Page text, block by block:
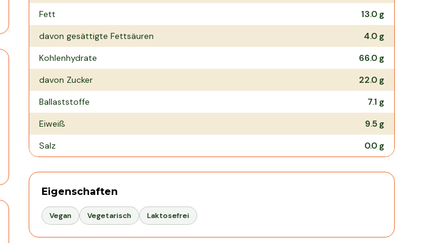
Fett
13.0 g
davon gesättigte Fettsäuren
4.0 g
Kohlenhydrate
66.0 g
davon Zucker
22.0 g
Ballaststoffe
7.1 g
Eiweiß
9.5 g
Salz
0.0 g
Eigenschaften
Vegan Vegetarisch Laktosefrei